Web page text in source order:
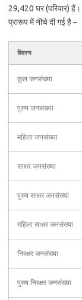
29,420 घर (परिवार)
प्रारूप में नीचे दी गई है –
विवरण
कुल जनसंख्या
पुरुष जनसंख्या
महिला जनसंख्या
साक्षर जनसंख्या
पुरुष साक्षर जनसंख्या
महिला साक्षर जनसंख्या
निरक्षर जनसंख्या
पुरुष निरक्षर जनसंख्या